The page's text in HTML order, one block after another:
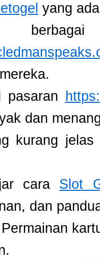
yang
pasaran
dan
kurang
cara Slot
dan